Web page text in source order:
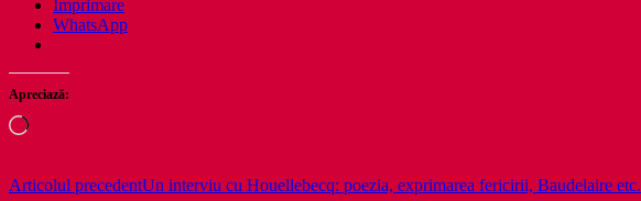
Imprimare
WhatsApp
Apreciază:
Încarc...
Navigare
Articolul precedentUn interviu cu Houellebecq: poezia, exprimarea fericirii, Baudelaire etc.